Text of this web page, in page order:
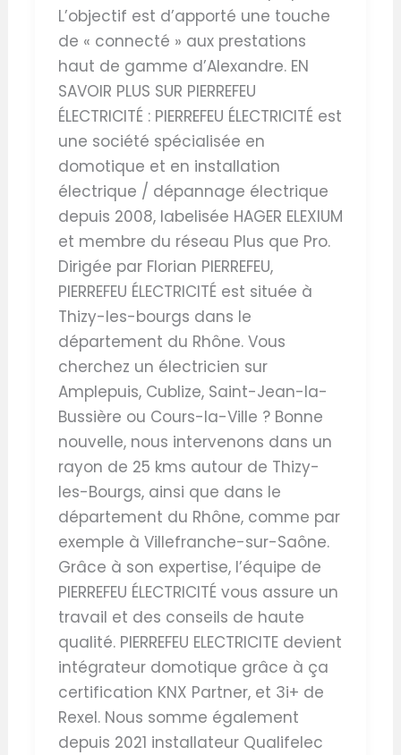
L’objectif est d’apporté une touche
de « connecté » aux prestations
haut de gamme d’Alexandre. EN
SAVOIR PLUS SUR PIERREFEU
ÉLECTRICITÉ : PIERREFEU ÉLECTRICITÉ est
une société spécialisée en
domotique et en installation
électrique / dépannage électrique
depuis 2008, labelisée HAGER ELEXIUM
et membre du réseau Plus que Pro.
Dirigée par Florian PIERREFEU,
PIERREFEU ÉLECTRICITÉ est située à
Thizy-les-bourgs dans le
département du Rhône. Vous
cherchez un électricien sur
Amplepuis, Cublize, Saint-Jean-la-
Bussière ou Cours-la-Ville ? Bonne
nouvelle, nous intervenons dans un
rayon de 25 kms autour de Thizy-
les-Bourgs, ainsi que dans le
département du Rhône, comme par
exemple à Villefranche-sur-Saône.
Grâce à son expertise, l’équipe de
PIERREFEU ÉLECTRICITÉ vous assure un
travail et des conseils de haute
qualité. PIERREFEU ELECTRICITE devient
intégrateur domotique grâce à ça
certification KNX Partner, et 3i+ de
Rexel. Nous somme également
depuis 2021 installateur Qualifelec